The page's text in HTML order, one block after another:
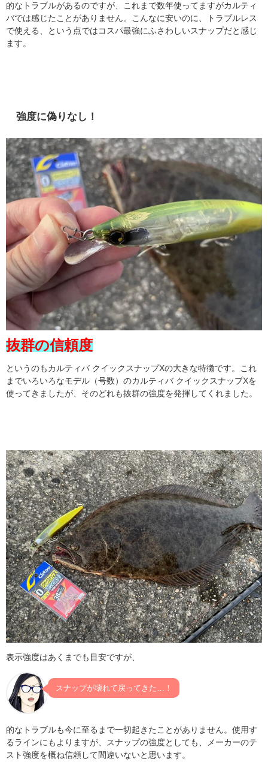
的なトラブルがあるのですが、これまで数年使ってますがカルティ
バでは感じたことがありません。こんなに安いのに、トラブルレス
で使える、という点ではコスパ最強にふさわしいスナップだと感じ
ます。
強度に偽りなし！
抜群の信頼度
というのもカルティバ クイックスナップXの大きな特徴です。これ
までいろいろなモデル（号数）のカルティバ クイックスナップXを
使ってきましたが、そのどれも抜群の強度を発揮してくれました。
表示強度はあくまでも目安ですが、
スナップが壊れて戻ってきた…！
的なトラブルも今に至るまで一切起きたことがありません。使用す
るラインにもよりますが、スナップの強度としても、メーカーのテ
スト強度を概ね信頼して間違いないと思います。